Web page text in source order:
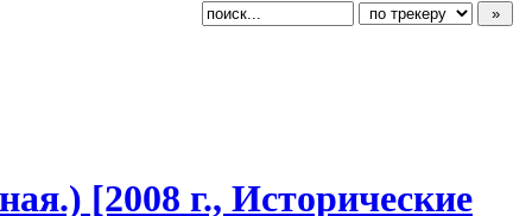
[2008 г., Исторические